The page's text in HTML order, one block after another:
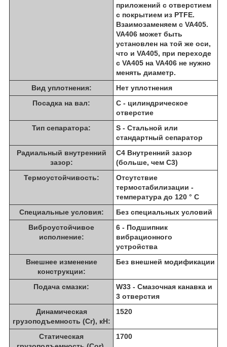
приложений с отверстием
с покрытием из PTFE.
Взаимозаменяем с VA405.
VA406 может быть
установлен на той же оси,
что и VA405, при переходе
с VA405 на VA406 не нужно
менять диаметр.
Вид уплотнения:
Нет уплотнения
Посадка на вал:
C - цилиндрическое
отверстие
Тип сепаратора:
S - Стальной или
стандартный сепаратор
Радиальный внутренний
зазор:
C4 Внутренний зазор
(больше, чем C3)
Термоустойчивость:
Отсутствие
термостабилизации -
температура до 120 ° C
Специальные условия:
Без специальных условий
Виброустойчивое
исполнение:
6 - Подшипник
вибрационного
устройства
Внешнее изменение
конструкции:
Без внешней модификации
Подача смазки:
W33 - Смазочная канавка и
3 отверстия
Динамическая
грузоподъемность (Cr), кН:
1520
Статическая
1700